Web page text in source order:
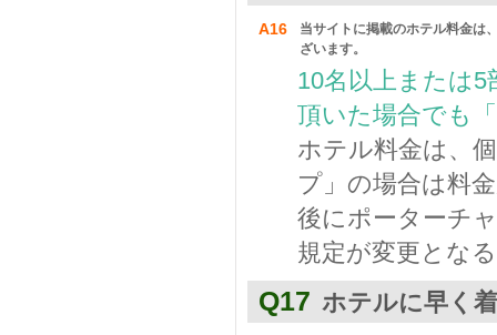
A16
当サイトに掲載のホテル料金は
ざいます。
10名以上または
頂いた場合でも
ホテル料金は、
プ」の場合は料
後にポーターチ
規定が変更とな
Q17 ホテルに早く